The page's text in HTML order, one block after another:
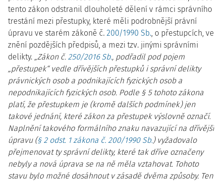
tento zákon odstranil dlouholeté dělení v rámci správního
trestání mezi přestupky, které měli podrobnější právní
úpravu ve starém zákoně č. 200/1990 Sb., o přestupcích, ve
znění pozdějších předpisů, a mezi tzv. jinými správními
delikty. „Zákon č. 250/2016 Sb., podřadil pod pojem
„přestupek“ vedle dřívějších přestupků i správní delikty
právnických osob a podnikajících fyzických osob a
nepodnikajících fyzických osob. Podle § 5 tohoto zákona
platí, že přestupkem je (kromě dalších podmínek) jen
takové jednání, které zákon za přestupek výslovně označí.
Naplnění takového formálního znaku navazující na dřívější
úpravu (§ 2 odst. 1 zákona č. 200/1990 Sb.) vyžadovalo
přejmenovat ty správní delikty, které tak dříve označeny
nebyly a nová úprava se na ně měla vztahovat. Tohoto
stavu bylo možné dosáhnout v zásadě dvěma způsoby. Ten